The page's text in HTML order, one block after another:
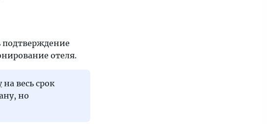
подтверждение
отеля.
на весь срок
но